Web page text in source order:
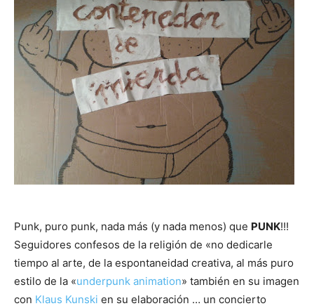
Punk, puro punk, nada más (y nada menos) que PUNK!!!
Seguidores confesos de la religión de «no dedicarle
tiempo al arte, de la espontaneidad creativa, al más puro
estilo de la «underpunk animation» también en su imagen
con Klaus Kunski en su elaboración … un concierto